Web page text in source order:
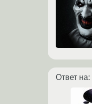
Ответ на: